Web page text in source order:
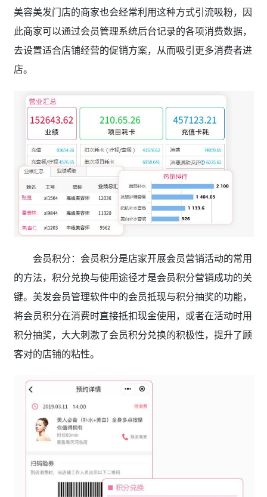
美容美发门店的商家也会经常利用这种方式引流吸粉，因
此商家可以通过会员管理系统后台记录的各项消费数据，
去设置适合店铺经营的促销方案，从而吸引更多消费者进
店。
会员积分：会员积分是店家开展会员营销活动的常用
的方法，积分兑换与使用途径才是会员积分营销成功的关
键。美发会员管理软件中的会员抵现与积分抽奖的功能，
将会员积分在消费时直接抵扣现金使用，或者在活动时用
积分抽奖，大大刺激了会员积分兑换的积极性，提升了顾
客对的店铺的粘性。